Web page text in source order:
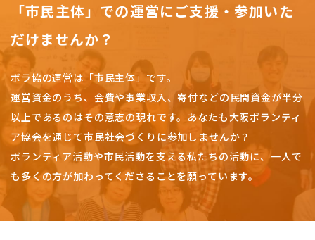
「市民主体」での運営にご支援・参加いた
だけませんか？
ボラ協の運営は「市民主体」です。
運営資金のうち、会費や事業収入、寄付などの民間資金が半分
以上であるのはその意志の現れです。 あなたも大阪ボランティ
ア協会を通じて市民社会づくりに参加しませんか？
ボランティア活動や市民活動を支える私たちの活動に、一人で
も多くの方が加わってくださることを願っています。